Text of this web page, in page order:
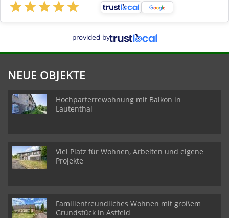
provided by
NEUE OBJEKTE
Hochparterrewohnung mit Balkon in
Lautenthal
Viel Platz für Wohnen, Arbeiten und eigene
Projekte
Familienfreundliches Wohnen mit großem
Grundstück in Astfeld